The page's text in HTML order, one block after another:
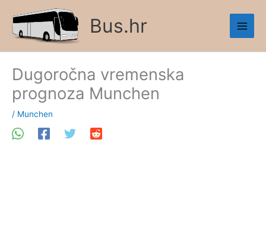
content
Bus.hr
Dugoročna vremenska
prognoza Munchen
/ Munchen